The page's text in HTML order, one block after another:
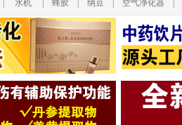
水机 蜂胶 纳豆 空气净化器